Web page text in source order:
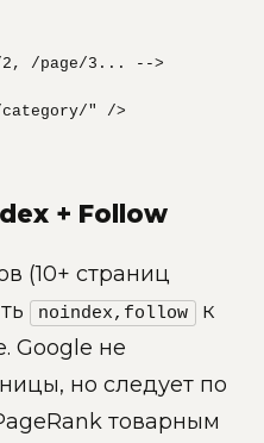
2, /page/3... -->
" />
+ Follow
(10+ страниц
noindex,follow
к
Google не
но следует по
товарным